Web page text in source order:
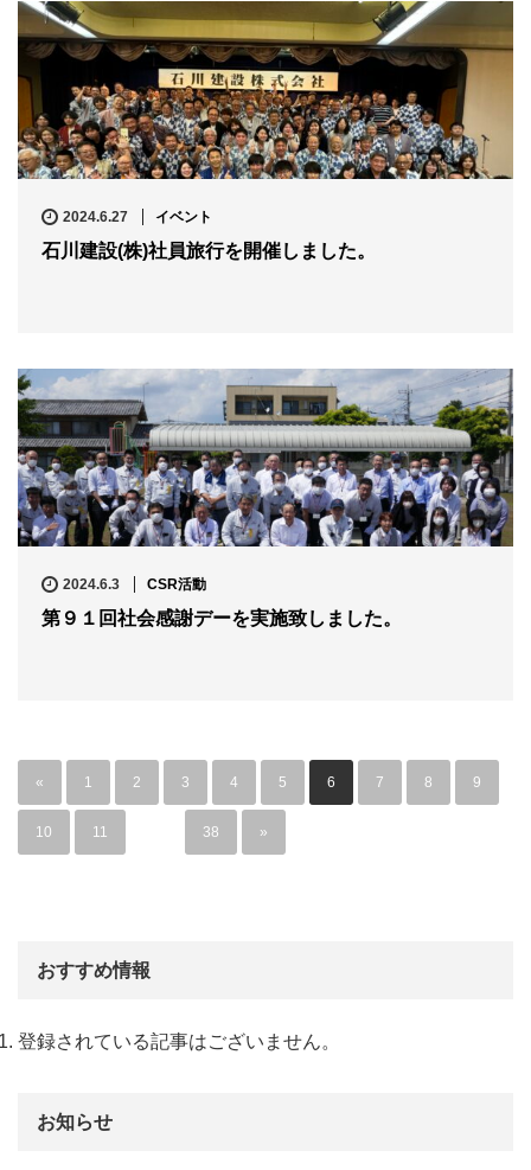
2024.6.27 イベント
石川建設(株)社員旅行を開催しました。
2024.6.3 CSR活動
第９１回社会感謝デーを実施致しました。
« 1 2 3 4 5 6 7 8 9
10 11 38 »
おすすめ情報
登録されている記事はございません。
お知らせ